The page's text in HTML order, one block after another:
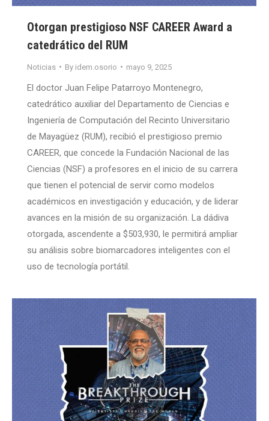
Otorgan prestigioso NSF CAREER Award a
catedrático del RUM
Noticias By idem.osorio mayo 9, 2025
El doctor Juan Felipe Patarroyo Montenegro,
catedrático auxiliar del Departamento de Ciencias e
Ingeniería de Computación del Recinto Universitario
de Mayagüez (RUM), recibió el prestigioso premio
CAREER, que concede la Fundación Nacional de las
Ciencias (NSF) a profesores en el inicio de su carrera
que tienen el potencial de servir como modelos
académicos en investigación y educación, y de liderar
avances en la misión de su organización. La dádiva
otorgada, ascendente a $503,930, le permitirá ampliar
su análisis sobre biomarcadores inteligentes con el
uso de tecnología portátil.